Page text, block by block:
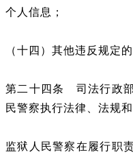
个人信息；
（十四）其他违反规定的
第二十四条 司法行政
民警察执行法律、法规
监狱人民警察在履行职